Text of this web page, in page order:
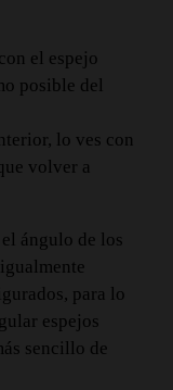
el espejo
posible del
lo ves con
volver a
ángulo de los
para lo
espejos
sencillo de